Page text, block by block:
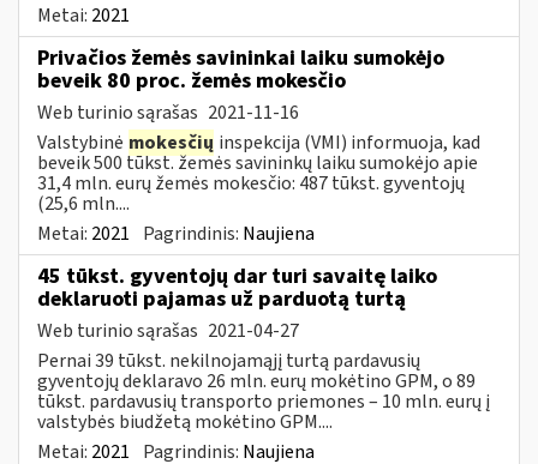
Metai: 2021
Privačios žemės savininkai laiku sumokėjo
beveik 80 proc. žemės mokesčio
Web turinio sąrašas 2021-11-16
Valstybinė mokesčių inspekcija (VMI) informuoja, kad
beveik 500 tūkst. žemės savininkų laiku sumokėjo apie
31,4 mln. eurų žemės mokesčio: 487 tūkst. gyventojų
(25,6 mln....
Metai: 2021 Pagrindinis: Naujiena
45 tūkst. gyventojų dar turi savaitę laiko
deklaruoti pajamas už parduotą turtą
Web turinio sąrašas 2021-04-27
Pernai 39 tūkst. nekilnojamąjį turtą pardavusių
gyventojų deklaravo 26 mln. eurų mokėtino GPM, o 89
tūkst. pardavusių transporto priemones – 10 mln. eurų į
valstybės biudžetą mokėtino GPM....
Metai: 2021 Pagrindinis: Naujiena